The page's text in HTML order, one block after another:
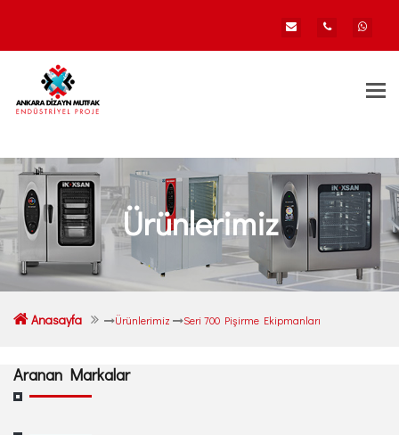
Ürünlerimiz
Anasayfa Ürünlerimiz Seri 700 Pişirme Ekipmanları
Aranan Markalar